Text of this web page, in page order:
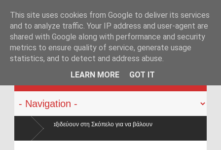
KATEHACKER
για να βάλουν
This site uses cookies from Google to deliver its services
and to analyze traffic. Your IP address and user-agent are
shared with Google along with performance and security
metrics to ensure quality of service, generate usage
statistics, and to detect and address abuse.
LEARN MORE
GOT IT